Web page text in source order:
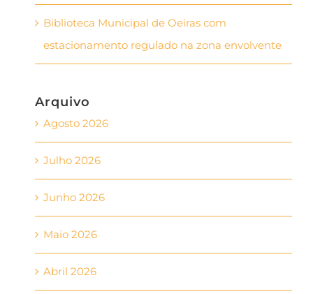
Biblioteca Municipal de Oeiras com
estacionamento regulado na zona envolvente
Arquivo
Agosto 2026
Julho 2026
Junho 2026
Maio 2026
Abril 2026